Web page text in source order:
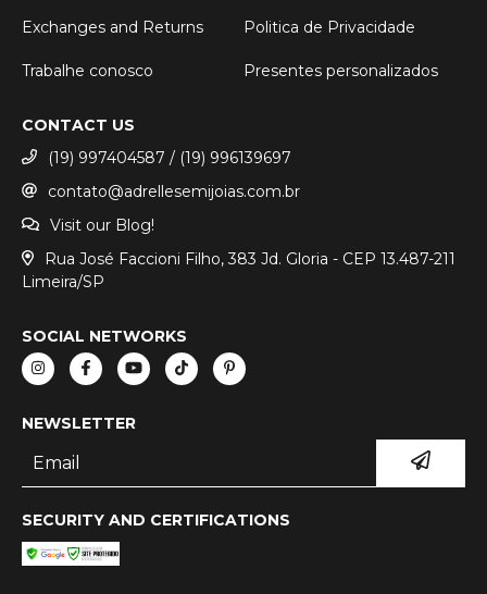
Exchanges and Returns Politica de Privacidade
Trabalhe conosco Presentes personalizados
CONTACT US
(19) 997404587 / (19) 996139697
contato@adrellesemijoias.com.br
Visit our Blog!
Rua José Faccioni Filho, 383 Jd. Gloria - CEP 13.487-211
Limeira/SP
SOCIAL NETWORKS
NEWSLETTER
SECURITY AND CERTIFICATIONS